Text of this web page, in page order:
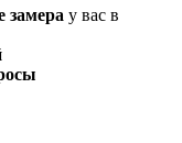
замера у вас в